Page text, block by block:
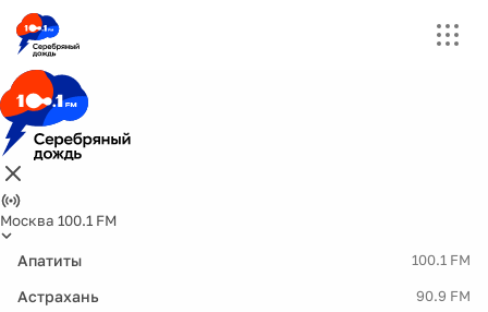
Москва 100.1 FM
Апатиты 100.1 FM
Астрахань 90.9 FM